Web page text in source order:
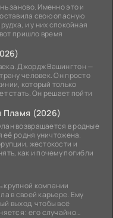
заново. Именно это и
свою опасную
и у них спокойная
пришло время
Джордж Вашингтон —
человек. Он просто
который только
стать. Он решает пойти
Пламя (2026)
возвращается в родные
её родня уничтожена.
жестокости и
как и почему погибли
крупной компании
в своей карьере. Ему
выход, чтобы всё
его случайно